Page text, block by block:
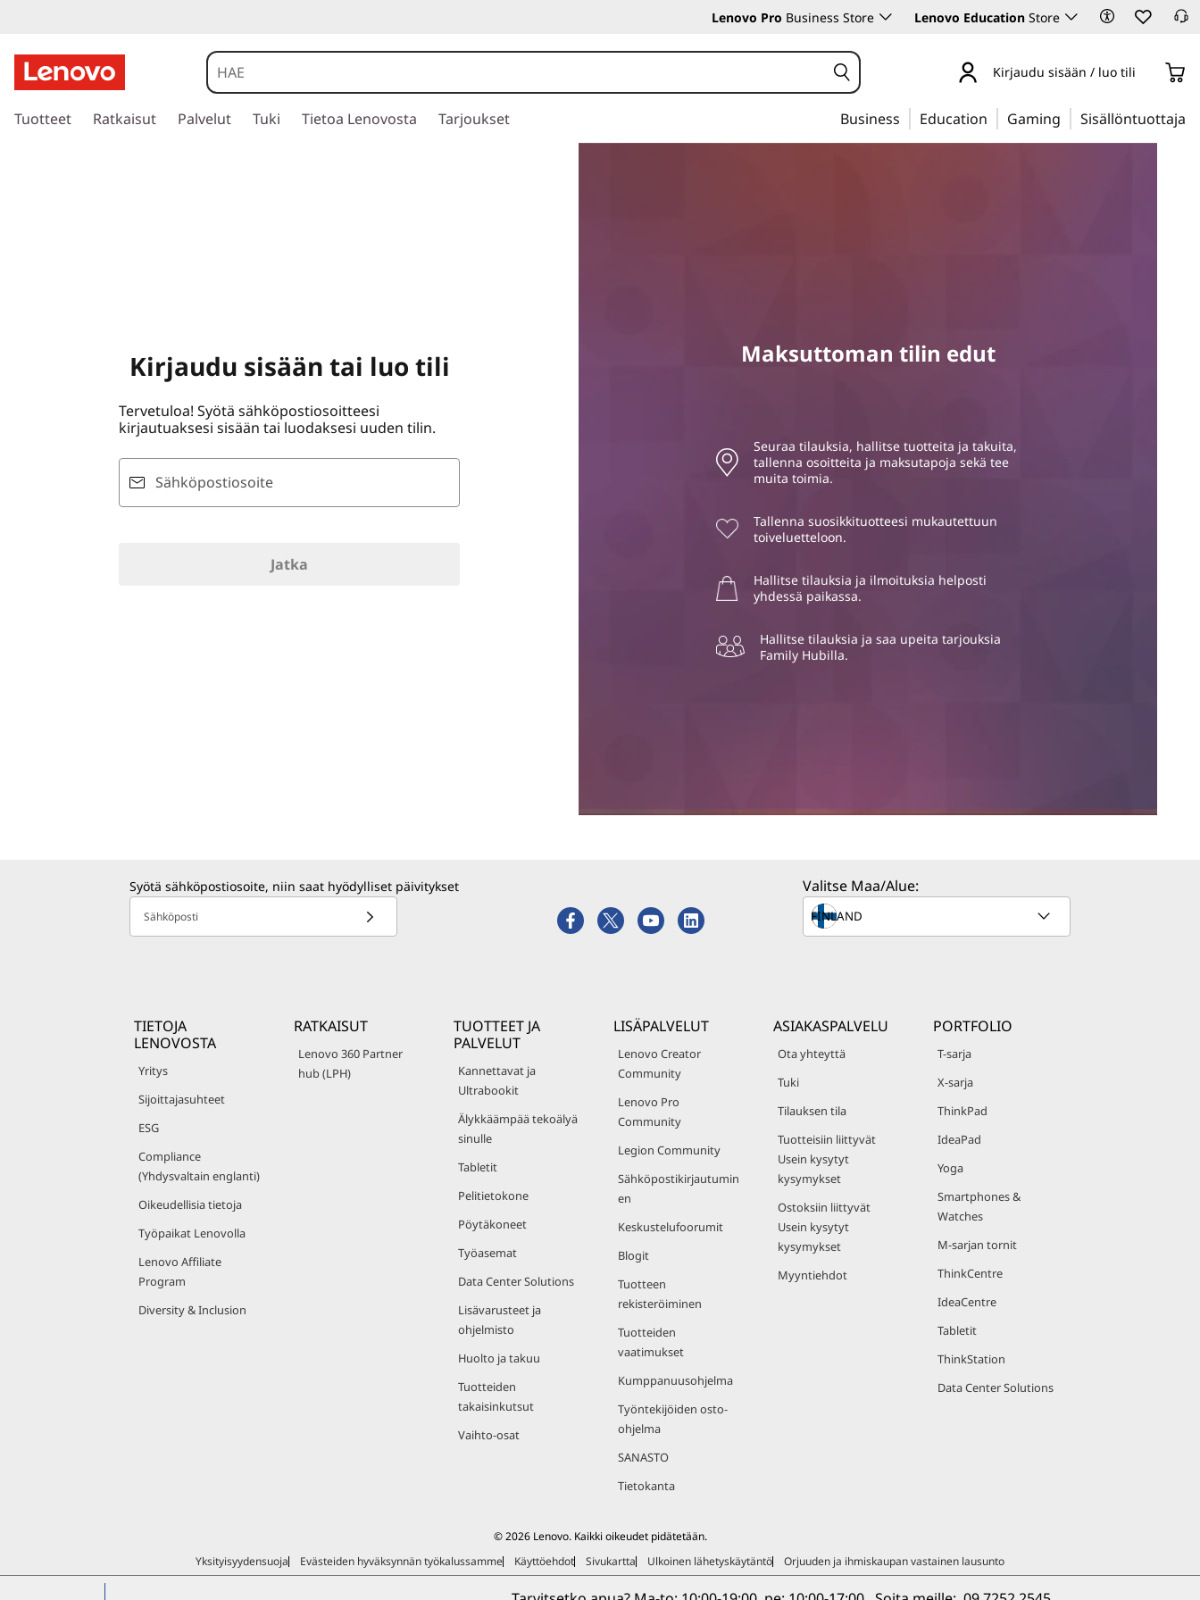
Lenovo Pro Business Store Lenovo Education Store
i
Kirjaudu sisään / luo tili
Tuotteet Ratkaisut Palvelut Tuki Tietoa Lenovosta Tarjoukset Business Education Gaming Sisällöntuottaja
Kirjaudu sisään tai luo tili
Tervetuloa! Syötä sähköpostiosoitteesi
kirjautuaksesi sisään tai luodaksesi uuden tilin.
Sähköpostiosoite
Jatka
Maksuttoman tilin edut
Seuraa tilauksia, hallitse tuotteita ja takuita,
tallenna osoitteita ja maksutapoja sekä tee
muita toimia.
Tallenna suosikkituotteesi mukautettuun
toiveluetteloon.
Hallitse tilauksia ja ilmoituksia helposti
yhdessä paikassa.
Hallitse tilauksia ja saa upeita tarjouksia
Family Hubilla.
Syötä sähköpostiosoite, niin saat hyödylliset päivitykset
Sähköposti
Valitse Maa/Alue:
TIETOJA
LENOVOSTA
Yritys
Sijoittajasuhteet
ESG
Compliance
(Yhdysvaltain englanti)
Oikeudellisia tietoja
Työpaikat Lenovolla
Lenovo Affiliate
Program
Diversity & Inclusion
RATKAISUT
Lenovo 360 Partner
hub (LPH)
TUOTTEET JA
PALVELUT
Kannettavat ja
Ultrabookit
Älykkäämpää tekoälyä
sinulle
Tabletit
Pelitietokone
Pöytäkoneet
Työasemat
Data Center Solutions
Lisävarusteet ja
ohjelmisto
Huolto ja takuu
Tuotteiden
takaisinkutsut
Vaihto-osat
LISÄPALVELUT
Lenovo Creator
Community
Lenovo Pro
Community
Legion Community
Sähköpostikirjautumin
en
Keskustelufoorumit
Blogit
Tuotteen
rekisteröiminen
Tuotteiden
vaatimukset
Kumppanuusohjelma
Työntekijöiden osto-
ohjelma
SANASTO
Tietokanta
ASIAKASPALVELU
Ota yhteyttä
Tuki
Tilauksen tila
Tuotteisiin liittyvät
Usein kysytyt
kysymykset
Ostoksiin liittyvät
Usein kysytyt
kysymykset
Myyntiehdot
PORTFOLIO
T-sarja
X-sarja
ThinkPad
IdeaPad
Yoga
Smartphones &
Watches
M-sarjan tornit
ThinkCentre
IdeaCentre
Tabletit
ThinkStation
Data Center Solutions
© 2026 Lenovo. Kaikki oikeudet pidätetään.
Yksityisyydensuoja
Evästeiden hyväksynnän työkalussamme Käyttöehdot Sivukartta Ulkoinen lähetyskäytäntö Orjuuden ja ihmiskaupan vastainen lausunto